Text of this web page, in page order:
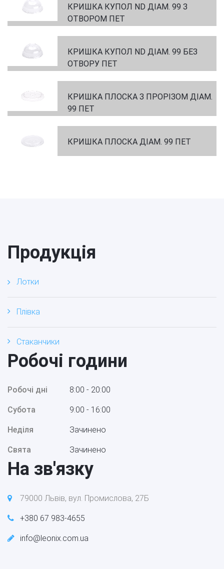
КРИШКА КУПОЛ ND ДІАМ. 99 З
ОТВОРОМ ПЕТ
КРИШКА КУПОЛ ND ДІАМ. 99 БЕЗ
ОТВОРУ ПЕТ
КРИШКА ПЛОСКА З ПРОРІЗОМ ДІАМ.
99 ПЕТ
КРИШКА ПЛОСКА ДІАМ. 99 ПЕТ
Продукція
Лотки
Плівка
Стаканчики
Робочі години
Робочі дні 8:00 - 20:00
Субота 9:00 - 16:00
Неділя Зачинено
Свята Зачинено
На зв'язку
79000 Львів, вул. Промислова, 27Б
+380 67 983-4655
info@leonix.com.ua